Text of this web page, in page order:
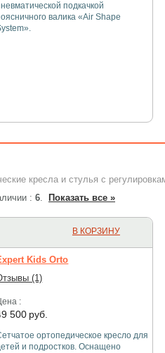
подкачкой
валика «Air Shape
кресла и стулья с
: 6. Показать все »
В КОРЗИНУ
Kids Orto
(1)
:
500 руб.
ортопедическое кресло для
и подростков. Оснащено